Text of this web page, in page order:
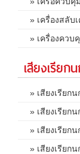
» เครื่องสลับ
» เครื่องควบ
เสียงเรียก
» เสียงเรียก
» เสียงเรียก
» เสียงเรียก
» เสียงเรียก